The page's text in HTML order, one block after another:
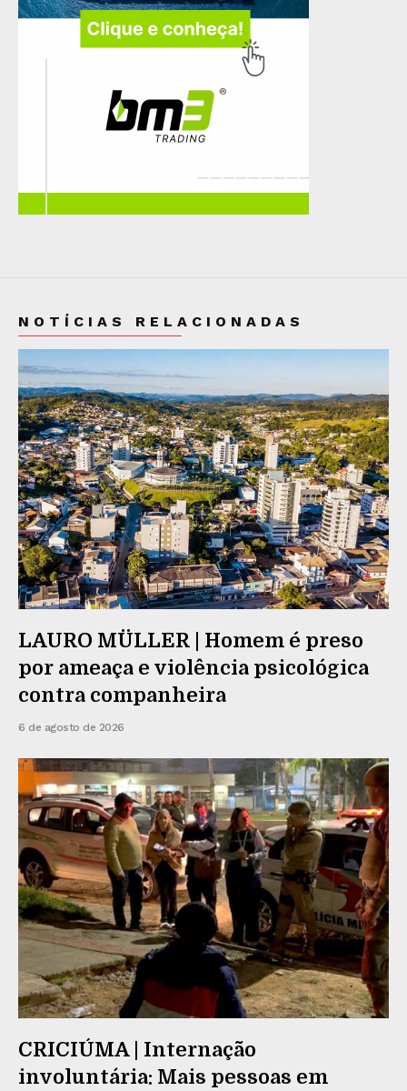
NOTÍCIAS RELACIONADAS
LAURO MÜLLER | Homem é preso
por ameaça e violência psicológica
contra companheira
6 de agosto de 2026
CRICIÚMA | Internação
involuntária: Mais pessoas em